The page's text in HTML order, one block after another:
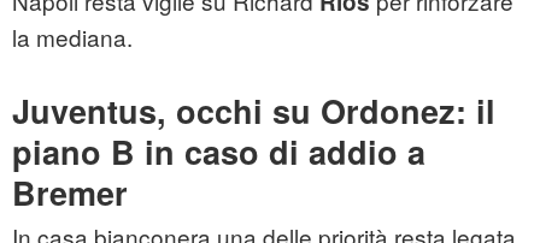
la mediana.
Juventus, occhi su Ordonez: il
piano B in caso di addio a
Bremer